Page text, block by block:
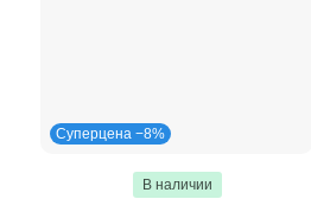
Суперцена −8%
В наличии